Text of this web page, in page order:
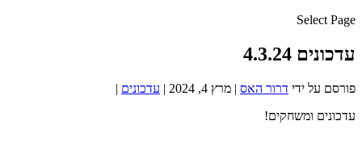
Select Page
עדכונים 4.3.24
פורסם על ידי דרור האס | מרץ 4, 2024 | עדכונים |
עדכונים ומשחקים!